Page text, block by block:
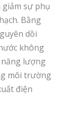
sự phụ
Bằng
dồi
không
lượng
môi trường
điện